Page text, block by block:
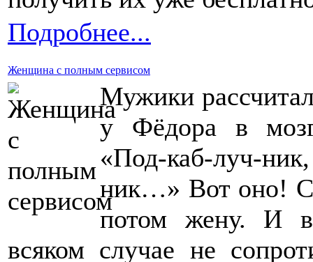
Подробнее...
Женщина с полным сервисом
Мужики
у Фёдора в
«Под-каб-луч-
ник…» Вот оно!
потом жену. И
всяком случае не